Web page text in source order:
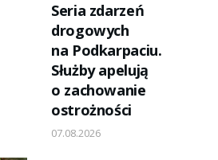
Seria zdarzeń
drogowych
na Podkarpaciu.
Służby apelują
o zachowanie
ostrożności
07.08.2026